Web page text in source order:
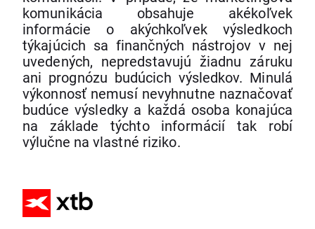
komunikácia obsahuje akékoľvek
informácie o akýchkoľvek výsledkoch
týkajúcich sa finančných nástrojov v nej
uvedených, nepredstavujú žiadnu záruku
ani prognózu budúcich výsledkov. Minulá
výkonnosť nemusí nevyhnutne naznačovať
budúce výsledky a každá osoba konajúca
na základe týchto informácií tak robí
výlučne na vlastné riziko.